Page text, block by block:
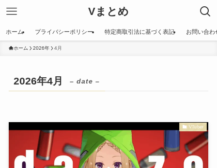
Vまとめ
ホーム プライバシーポリシー 特定商取引法に基づく表記 お問い合わ
ホーム 2026年 4月
2026年4月 – date –
VTuber